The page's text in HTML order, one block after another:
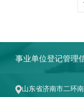
事业单位登记管理
山东省济南市二环